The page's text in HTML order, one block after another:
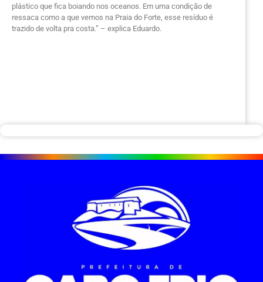
plástico que fica boiando nos oceanos. Em uma condição de
ressaca como a que vemos na Praia do Forte, esse resíduo é
trazido de volta pra costa.” – explica Eduardo.